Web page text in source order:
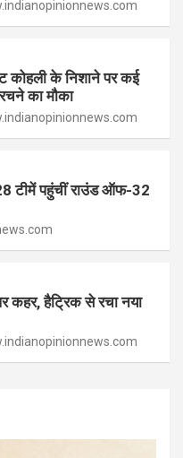
कोहली के निशाने पर कई
रचने का मौका
टीमें पहुंचीं राउंड ऑफ-32
कहर, हैट्रिक से रचा नया